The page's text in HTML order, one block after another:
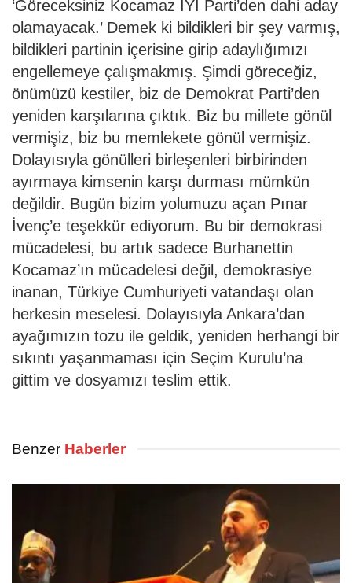
‘Göreceksiniz Kocamaz İYİ Parti’den dahi aday
olamayacak.’ Demek ki bildikleri bir şey varmış,
bildikleri partinin içerisine girip adaylığımızı
engellemeye çalışmakmış. Şimdi göreceğiz,
önümüzü kestiler, biz de Demokrat Parti’den
yeniden karşılarına çıktık. Biz bu millete gönül
vermişiz, biz bu memlekete gönül vermişiz.
Dolayısıyla gönülleri birleşenleri birbirinden
ayırmaya kimsenin karşı durması mümkün
değildir. Bugün bizim yolumuzu açan Pınar
İvenç’e teşekkür ediyorum. Bu bir demokrasi
mücadelesi, bu artık sadece Burhanettin
Kocamaz’ın mücadelesi değil, demokrasiye
inanan, Türkiye Cumhuriyeti vatandaşı olan
herkesin meselesi. Dolayısıyla Ankara’dan
ayağımızın tozu ile geldik, yeniden herhangi bir
sıkıntı yaşanmaması için Seçim Kurulu’na
gittim ve dosyamızı teslim ettik.
Benzer Haberler